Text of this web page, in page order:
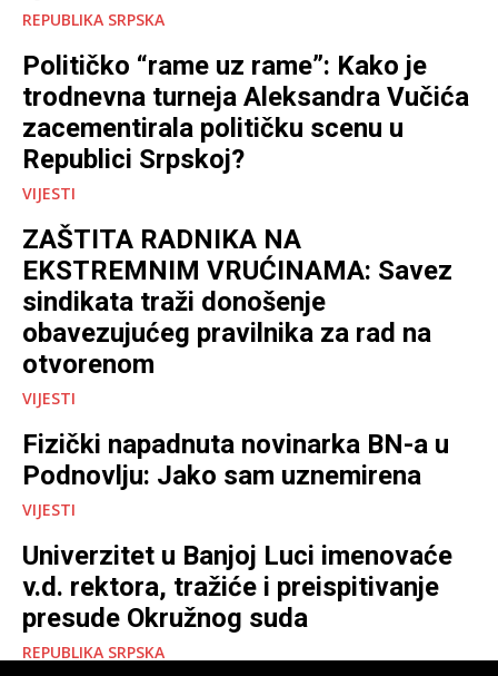
REPUBLIKA SRPSKA
Političko “rame uz rame”: Kako je
trodnevna turneja Aleksandra Vučića
zacementirala političku scenu u
Republici Srpskoj?
VIJESTI
ZAŠTITA RADNIKA NA
EKSTREMNIM VRUĆINAMA: Savez
sindikata traži donošenje
obavezujućeg pravilnika za rad na
otvorenom
VIJESTI
Fizički napadnuta novinarka BN-a u
Podnovlju: Jako sam uznemirena
VIJESTI
Univerzitet u Banjoj Luci imenovaće
v.d. rektora, tražiće i preispitivanje
presude Okružnog suda
REPUBLIKA SRPSKA